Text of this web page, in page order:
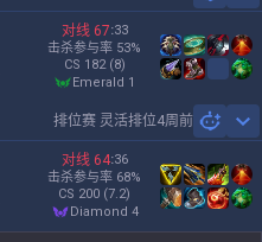
对线 67:33
击杀参与率 53%
CS 182 (8)
emerald 1
排位赛 灵活排位4周前
对线 64:36
击杀参与率 68%
CS 200 (7.2)
diamond 4